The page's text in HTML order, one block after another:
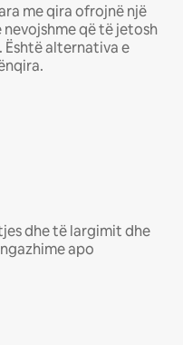
me qira ofrojnë një
që të jetosh
Është alternativa e
dhe të largimit dhe
apo